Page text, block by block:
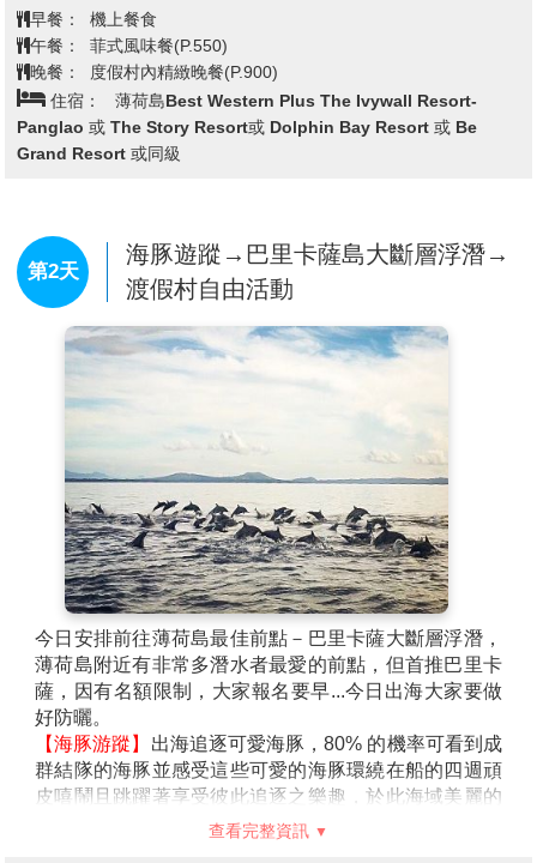
不少信徒都會專程到訪，在聖嬰像前禱告，綠衣聖嬰可
求財富，紅衣聖嬰則是保平安。已被列入世界遺產名
錄，成了菲律賓重要的文化資產。
【聖彼得古堡】Fort San Pedro位於港口旁邊，與馬尼
拉的聖地牙哥城堡並稱為菲律賓最古老的城堡，是西班
牙最初抵達菲律賓時建造的，二戰時，該城堡曾被用來
【SM購物廣場】此廣場除了有濃郁的西班牙色彩外，
更散發出一股亞洲獨特的熱帶氣候與風土人文交織而成
的活潑氣息，您可在百貨公司裡自由購物裡面的物品物
美價廉，應有盡有，對於有購物狂的您，千萬不要錯過
這個難得的好機會好好大肆採購一番。
您可以參加自費【精油Spa按摩】或是再補個美容覺，
為往後的假期做好準備。
早餐：
機上餐食
午餐：
菲式風味餐(P.550)
晚餐：
度假村內精緻晚餐(P.900)
住宿：
薄荷島Best Western Plus The Ivywall Resort-
Panglao 或 The Story Resort或 Dolphin Bay Resort 或 Be
Grand Resort 或同級
第2天
海豚遊蹤→巴里卡薩島大斷層浮潛→
渡假村自由活動
今日安排前往薄荷島最佳前點－巴里卡薩大斷層浮潛，
薄荷島附近有非常多潛水者最愛的前點，但首推巴里卡
薩，因有名額限制，大家報名要早...今日出海大家要做
好防曬。
【海豚游蹤】 出海追逐可愛海豚，80% 的機率可看到成
群結隊的海豚並感受這些可愛的海豚環繞在船的四週頑
皮嘻鬧且跳躍著享受彼此追逐之樂趣，於此海域美麗的
島嶼群(珊瑚島、尋夢島、白沙島)呈現的盡是翠綠椰林
查看完整資訊